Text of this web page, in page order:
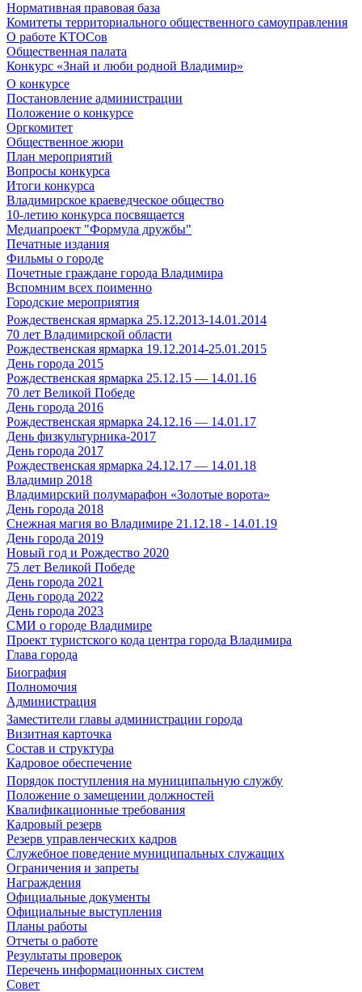
Нормативная правовая база
Комитеты территориального общественного самоуправления
О работе КТОСов
Общественная палата
Конкурс «Знай и люби родной Владимир»
О конкурсе
Постановление администрации
Положение о конкурсе
Оргкомитет
Общественное жюри
План мероприятий
Вопросы конкурса
Итоги конкурса
Владимирское краеведческое общество
10-летию конкурса посвящается
Медиапроект "Формула дружбы"
Печатные издания
Фильмы о городе
Почетные граждане города Владимира
Вспомним всех поименно
Городские мероприятия
Рождественская ярмарка 25.12.2013-14.01.2014
70 лет Владимирской области
Рождественская ярмарка 19.12.2014-25.01.2015
День города 2015
Рождественская ярмарка 25.12.15 — 14.01.16
70 лет Великой Победе
День города 2016
Рождественская ярмарка 24.12.16 — 14.01.17
День физкультурника-2017
День города 2017
Рождественская ярмарка 24.12.17 — 14.01.18
Владимир 2018
Владимирский полумарафон «Золотые ворота»
День города 2018
Снежная магия во Владимире 21.12.18 - 14.01.19
День города 2019
Новый год и Рождество 2020
75 лет Великой Победе
День города 2021
День города 2022
День города 2023
СМИ о городе Владимире
Проект туристского кода центра города Владимира
Глава города
Биография
Полномочия
Администрация
Заместители главы администрации города
Визитная карточка
Состав и структура
Кадровое обеспечение
Порядок поступления на муниципальную службу
Положение о замещении должностей
Квалификационные требования
Кадровый резерв
Резерв управленческих кадров
Служебное поведение муниципальных служащих
Ограничения и запреты
Награждения
Официальные документы
Официальные выступления
Планы работы
Отчеты о работе
Результаты проверок
Перечень информационных систем
Совет